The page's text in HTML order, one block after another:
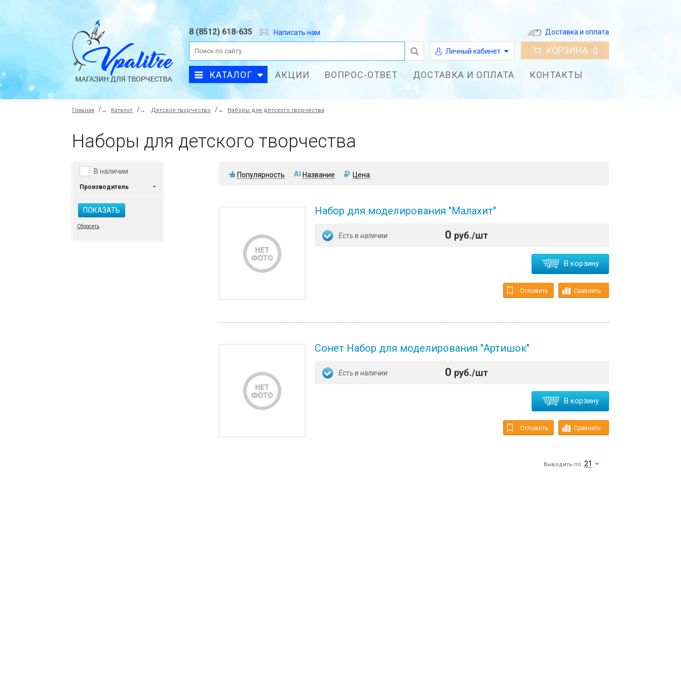
8 (8512) 618-635 Написать нам Доставка и оплата
Личный кабинет КОРЗИНА 0
КАТАЛОГ АКЦИИ ВОПРОС-ОТВЕТ ДОСТАВКА И ОПЛАТА КОНТАКТЫ
Главная → Каталог → Детское творчество → Наборы для детского творчества
Наборы для детского творчества
В наличии
Производитель
ПОКАЗАТЬ
Сбросить
Популярность Название Цена
Набор для моделирования "Малахит"
Есть в наличии 0 руб./шт
В корзину
Отложить Сравнить
Сонет Набор для моделирования "Артишок"
Есть в наличии 0 руб./шт
В корзину
Отложить Сравнить
Выводить по: 21